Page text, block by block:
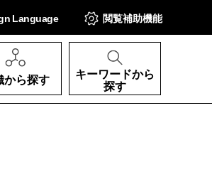
Language 閲覧補助機能
から探す
キーワードから
探す